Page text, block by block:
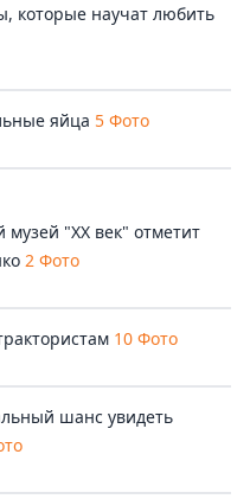
научат любить
яйца 5 Фото
музей "ХХ век" отметит
2 Фото
10 Фото
шанс увидеть